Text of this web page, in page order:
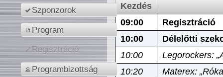
Szponzorok
Program
Regisztráció
Programbizottság
Kezdés
09:00
Regisztráció
10:00
Délelőtti
10:00
Legorockers:
10:20
Materex: